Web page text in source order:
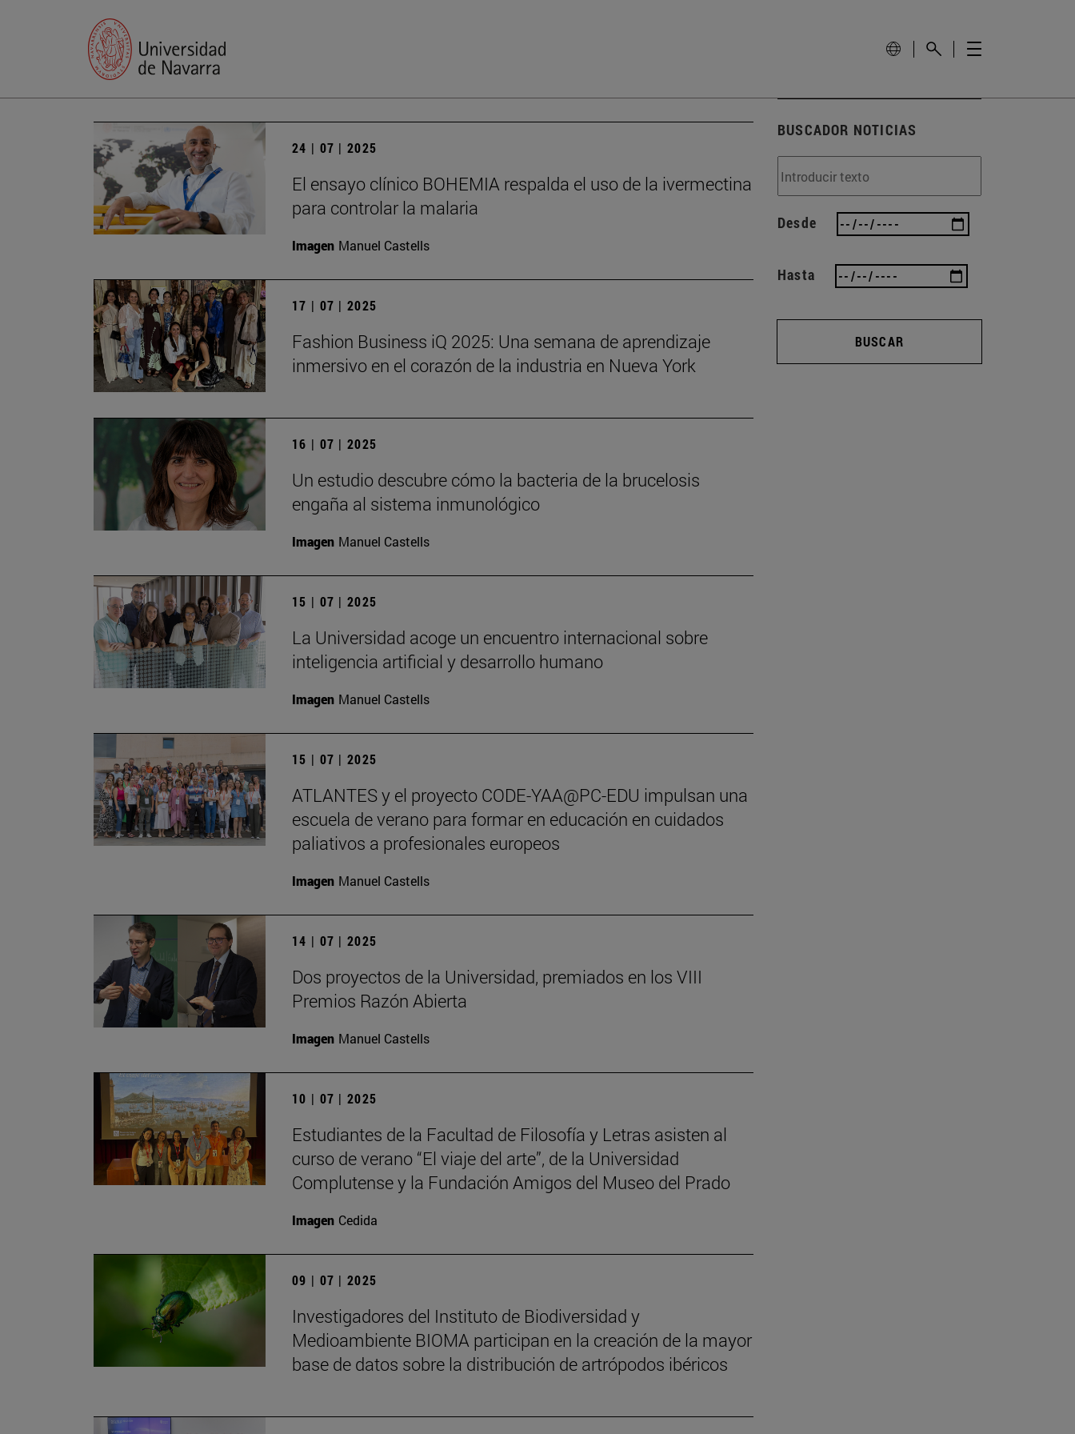
24 | 07 | 2025
El ensayo clínico BOHEMIA respalda el uso de la ivermectina
para controlar la malaria
Imagen Manuel Castells
17 | 07 | 2025
Fashion Business iQ 2025: Una semana de aprendizaje
inmersivo en el corazón de la industria en Nueva York
16 | 07 | 2025
Un estudio descubre cómo la bacteria de la brucelosis
engaña al sistema inmunológico
Imagen Manuel Castells
15 | 07 | 2025
La Universidad acoge un encuentro internacional sobre
inteligencia artificial y desarrollo humano
Imagen Manuel Castells
15 | 07 | 2025
ATLANTES y el proyecto CODE-YAA@PC-EDU impulsan una
escuela de verano para formar en educación en cuidados
paliativos a profesionales europeos
Imagen Manuel Castells
14 | 07 | 2025
Dos proyectos de la Universidad, premiados en los VIII
Premios Razón Abierta
Imagen Manuel Castells
10 | 07 | 2025
Estudiantes de la Facultad de Filosofía y Letras asisten al
curso de verano “El viaje del arte”, de la Universidad
Complutense y la Fundación Amigos del Museo del Prado
Imagen Cedida
09 | 07 | 2025
Investigadores del Instituto de Biodiversidad y
Medioambiente BIOMA participan en la creación de la mayor
base de datos sobre la distribución de artrópodos ibéricos
BUSCADOR NOTICIAS
Desde
Hasta
BUSCAR